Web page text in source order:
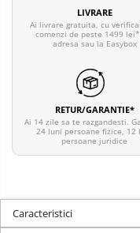
LIVRARE
Ai livrare gratuita, cu
comenzi de peste 1499
adresa sau la Easybox
RETUR/GARANTIE*
Ai 14 zile sa te razgandesti.
24 luni persoane fizice, 12
persoane juridice
Caracteristici